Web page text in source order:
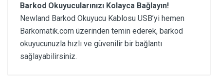
Barkod Okuyucularınızı Kolayca Bağlayın!
Newland Barkod Okuyucu Kablosu USB’yi hemen
Barkomatik.com üzerinden temin ederek, barkod
okuyucunuzla hızlı ve güvenilir bir bağlantı
sağlayabilirsiniz.